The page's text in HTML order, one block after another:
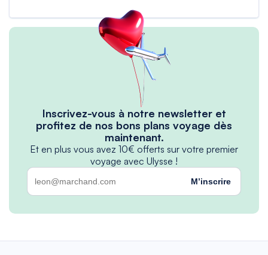
Inscrivez-vous à notre newsletter et
profitez de nos bons plans voyage dès
maintenant.
Et en plus vous avez 10€ offerts sur votre premier
voyage avec Ulysse !
M’inscrire